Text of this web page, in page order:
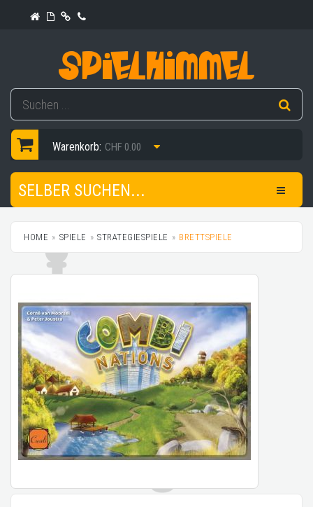
Warenkorb: CHF 0.00
SELBER SUCHEN...
HOME SPIELE STRATEGIESPIELE BRETTSPIELE